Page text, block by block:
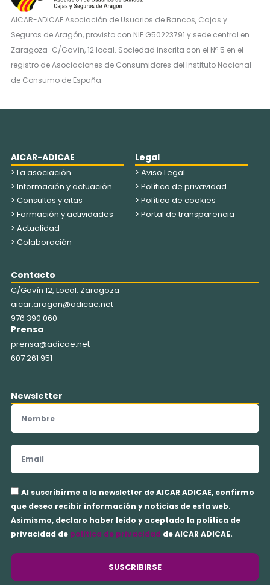
AICAR-ADICAE Asociación de Usuarios de Bancos, Cajas y
Seguros de Aragón, provisto con NIF G50223791 y sede central en
Zaragoza-C/Gavín, 12 local. Sociedad inscrita con el Nº 5 en el
registro de Asociaciones de Consumidores del Instituto Nacional
de Consumo de España.
AICAR-ADICAE
> La asociación
> Información y actuación
> Consultas y citas
> Formación y actividades
> Actualidad
> Colaboración
Legal
> Aviso Legal
> Política de privavidad
> Política de cookies
> Portal de transparencia
Contacto
C/Gavín 12, Local. Zaragoza
aicar.aragon@adicae.net
976 390 060
Prensa
prensa@adicae.net
607 261 951
Newsletter
Nombre
Email
Aceptación
privacidad
Al suscribirme a la newsletter de AICAR ADICAE, confirmo
que deseo recibir información y noticias de esta web.
Asimismo, declaro haber leído y aceptado la política de
privacidad de política de privacidad de AICAR ADICAE.
SUSCRIBIRSE